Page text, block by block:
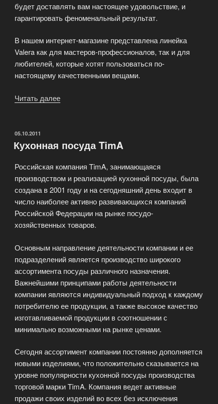
будет доставлять вам настоящее удовольствие, и
гарантировать феноменальный результат.
В нашем интернет-магазине представлена линейка
Valera как для мастеров-профессионалов, так и для
любителей, которые хотят пользоваться по-
настоящему качественными вещами.
Читать далее
Valera»
ОПУБЛИКОВАНО
05.10.2011
Кухонная посуда TimA
Российская компания TimA, занимающаяся
производством и реализацией кухонной посуды, была
создана в 2001 году и на сегодняшний день входит в
число наиболее активно развивающихся компаний
Российской Федерации на рынке посудо-
хозяйственных товаров.
Основным направление деятельности компании и ее
подразделений является производство широкого
ассортимента посуды различного назначения.
Важнейшими принципами работы деятельности
компании являются индивидуальный подход к каждому
потребителю ее продукции, а также высокое качество
изготавливаемой продукции в соотношении с
минимально возможными на рынке ценами.
Сегодня ассортимент компании постоянно дополняется
новыми изделиями, что положительно сказывается на
уровне популярности кухонной посуды производства
торговой марки TimA. Компания ведет активные
продажи своих изделий во всех без исключения